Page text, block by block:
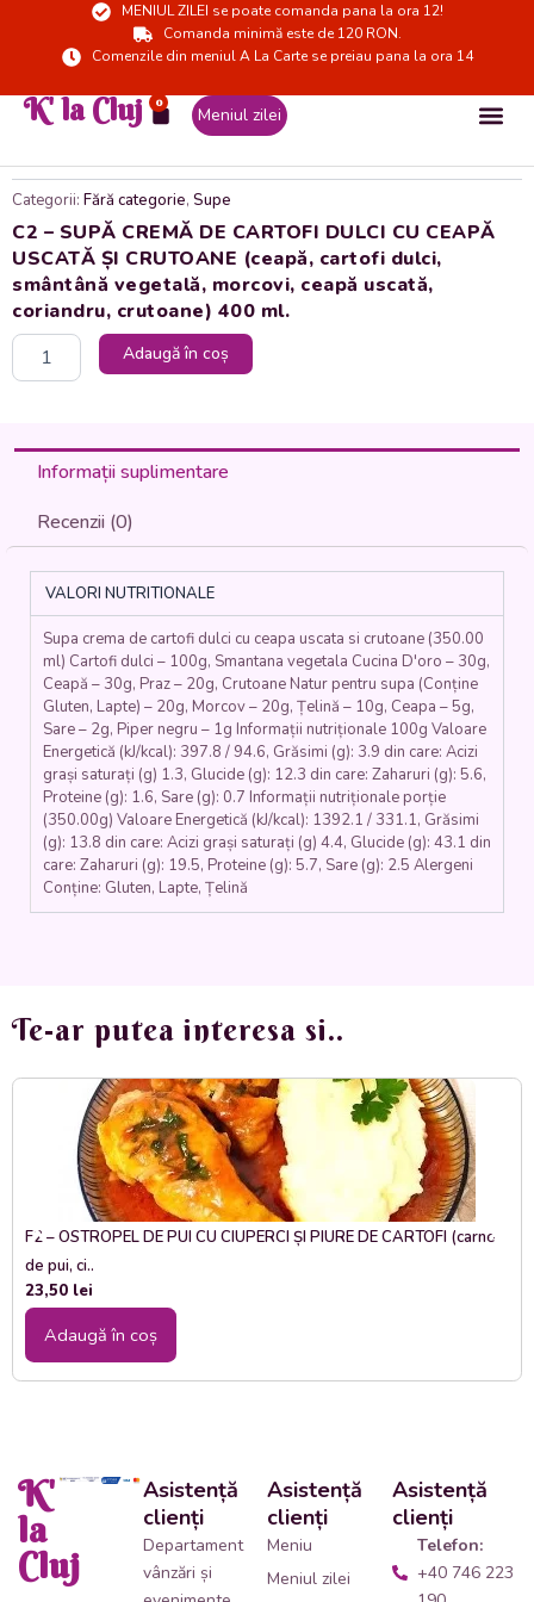
MENIUL ZILEI se poate comanda pana la ora 12!
Comanda minimă este de 120 RON.
Comenzile din meniul A La Carte se preiau pana la ora 14
K' la Cluj 0
Cart Meniul zilei
Categorii: Fără categorie, Supe
C2 – SUPĂ CREMĂ DE CARTOFI DULCI CU CEAPĂ
USCATĂ ȘI CRUTOANE (ceapă, cartofi dulci,
smântână vegetală, morcovi, ceapă uscată,
coriandru, crutoane) 400 ml.
Cantitate
DULCI
USCATĂ
CRUTOANE
(ceapă,
cartofi
dulci,
smântână
vegetală,
morcovi,
ceapă
uscată,
coriandru,
crutoane)
ml.
Adaugă în coș
Informații suplimentare
Recenzii (0)
VALORI NUTRITIONALE
Supa crema de cartofi dulci cu ceapa uscata si crutoane (350.00
ml) Cartofi dulci – 100g, Smantana vegetala Cucina D'oro – 30g,
Ceapă – 30g, Praz – 20g, Crutoane Natur pentru supa (Conține
Gluten, Lapte) – 20g, Morcov – 20g, Țelină – 10g, Ceapa – 5g,
Sare – 2g, Piper negru – 1g Informații nutriționale 100g Valoare
Energetică (kJ/kcal): 397.8 / 94.6, Grăsimi (g): 3.9 din care: Acizi
grași saturați (g) 1.3, Glucide (g): 12.3 din care: Zaharuri (g): 5.6,
Proteine (g): 1.6, Sare (g): 0.7 Informații nutriționale porție
(350.00g) Valoare Energetică (kJ/kcal): 1392.1 / 331.1, Grăsimi
(g): 13.8 din care: Acizi grași saturați (g) 4.4, Glucide (g): 43.1 din
care: Zaharuri (g): 19.5, Proteine (g): 5.7, Sare (g): 2.5 Alergeni
Conține: Gluten, Lapte, Țelină
Te-ar putea interesa si..
F2 – OSTROPEL DE PUI CU CIUPERCI ȘI PIURE DE CARTOFI (carne
de pui, ci..
23,50 lei
Adaugă în coș
K'
la
Cluj
Asistență
clienți
Departament
vânzări și
Asistență
clienți
Meniu
Meniul zilei
Asistență
clienți
Telefon:
+40 746 223